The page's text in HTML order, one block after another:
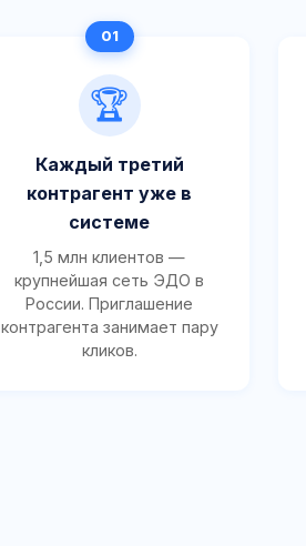
🏆
Каждый третий
контрагент уже в
системе
1,5 млн клиентов —
крупнейшая сеть ЭДО в
России. Приглашение
контрагента занимает пару
кликов.